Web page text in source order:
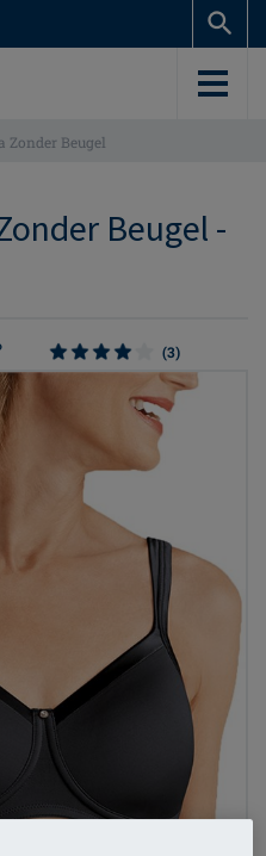
Zonder Beugel
Beugel -
(3)